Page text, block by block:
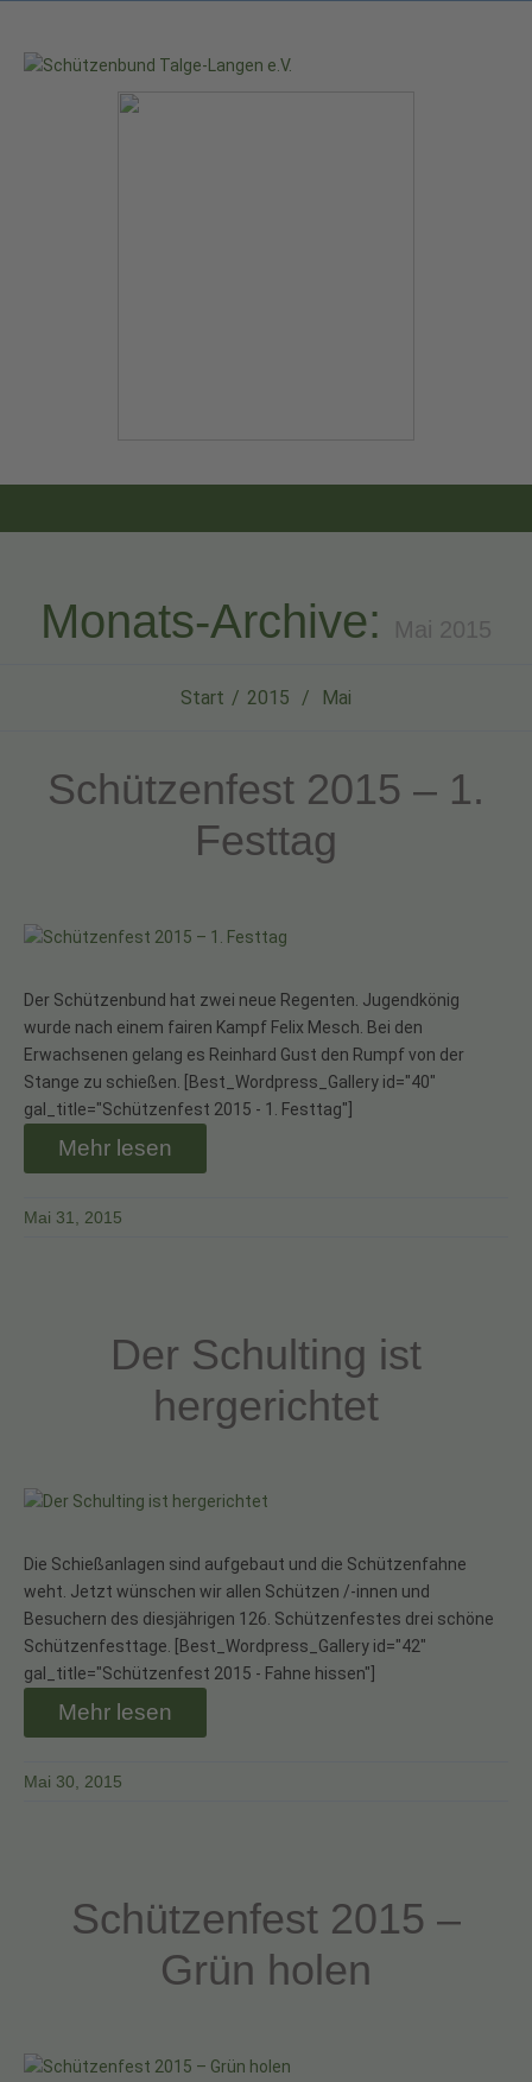
Monats-Archive: Mai 2015
Start 2015 Mai
Schützenfest 2015 – 1.
Festtag
Der Schützenbund hat zwei neue Regenten. Jugendkönig
wurde nach einem fairen Kampf Felix Mesch. Bei den
Erwachsenen gelang es Reinhard Gust den Rumpf von der
Stange zu schießen. [Best_Wordpress_Gallery id="40"
gal_title="Schützenfest 2015 - 1. Festtag"]
Mehr lesen
Mai 31, 2015
Der Schulting ist
hergerichtet
Die Schießanlagen sind aufgebaut und die Schützenfahne
weht. Jetzt wünschen wir allen Schützen /-innen und
Besuchern des diesjährigen 126. Schützenfestes drei schöne
Schützenfesttage. [Best_Wordpress_Gallery id="42"
gal_title="Schützenfest 2015 - Fahne hissen"]
Mehr lesen
Mai 30, 2015
Schützenfest 2015 –
Grün holen